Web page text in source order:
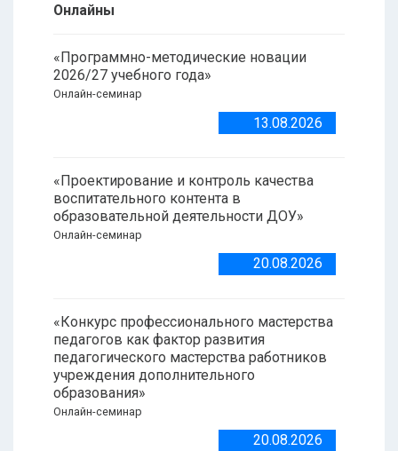
Онлайны
«Программно-методические новации
2026/27 учебного года»
Онлайн-семинар
13.08.2026
«Проектирование и контроль качества
воспитательного контента в
образовательной деятельности ДОУ»
Онлайн-семинар
20.08.2026
«Конкурс профессионального мастерства
педагогов как фактор развития
педагогического мастерства работников
учреждения дополнительного
образования»
Онлайн-семинар
20.08.2026